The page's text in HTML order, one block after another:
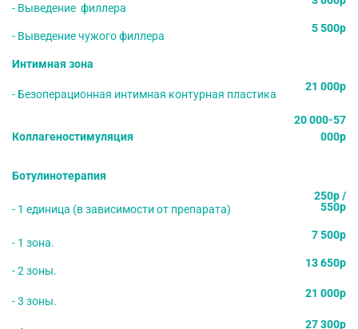
- Выведение филлера
- Выведение чужого филлера
5 500р
Интимная зона
- Безоперационная интимная контурная пластика
21 000р
Коллагеностимуляция
20 000-57
000р
Ботулинотерапия
- 1 единица (в зависимости от препарата)
250р /
550р
- 1 зона.
7 500р
- 2 зоны.
13 650р
- 3 зоны.
21 000р
27 300р